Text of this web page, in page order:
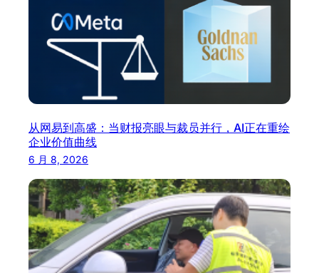
从网易到高盛：当财报亮眼与裁员并行，AI正在重绘
企业价值曲线
6 月 8, 2026